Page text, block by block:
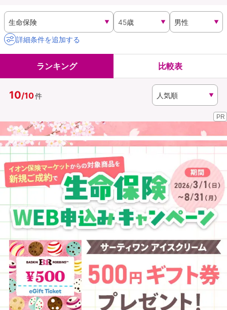
キャンペーン一覧
イオングループ従業員さま向け
資料請求
（無料）
訪問相談
イオンカード会員さま専用保険
詳細条件を追加する
ランキング 比較表
10/10件
PR